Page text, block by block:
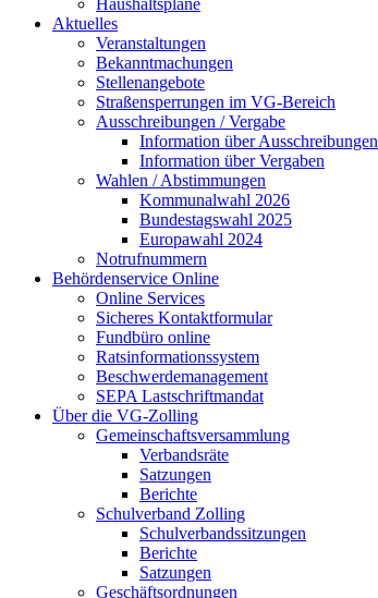
Haushaltspläne
Aktuelles
Veranstaltungen
Bekanntmachungen
Stellenangebote
Straßensperrungen im VG-Bereich
Ausschreibungen / Vergabe
Information über Ausschreibungen
Information über Vergaben
Wahlen / Abstimmungen
Kommunalwahl 2026
Bundestagswahl 2025
Europawahl 2024
Notrufnummern
Behördenservice Online
Online Services
Sicheres Kontaktformular
Fundbüro online
Ratsinformationssystem
Beschwerdemanagement
SEPA Lastschriftmandat
Über die VG-Zolling
Gemeinschaftsversammlung
Verbandsräte
Satzungen
Berichte
Schulverband Zolling
Schulverbandssitzungen
Berichte
Satzungen
Geschäftsordnungen